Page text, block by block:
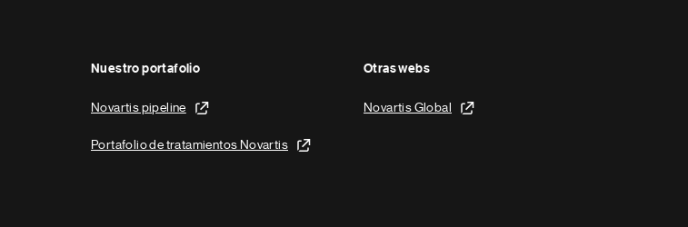
Nuestro portafolio
Novartis pipeline
Portafolio de tratamientos Novartis
Otras webs
Novartis Global